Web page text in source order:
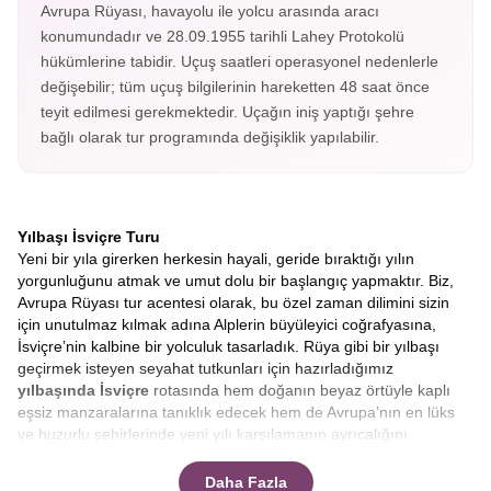
Avrupa Rüyası, havayolu ile yolcu arasında aracı
konumundadır ve 28.09.1955 tarihli Lahey Protokolü
hükümlerine tabidir. Uçuş saatleri operasyonel nedenlerle
değişebilir; tüm uçuş bilgilerinin hareketten 48 saat önce
teyit edilmesi gerekmektedir. Uçağın iniş yaptığı şehre
bağlı olarak tur programında değişiklik yapılabilir.
Yılbaşı İsviçre Turu
Yeni bir yıla girerken herkesin hayali, geride bıraktığı yılın
yorgunluğunu atmak ve umut dolu bir başlangıç yapmaktır. Biz,
Avrupa Rüyası tur acentesi olarak, bu özel zaman dilimini sizin
için unutulmaz kılmak adına Alplerin büyüleyici coğrafyasına,
İsviçre’nin kalbine bir yolculuk tasarladık. Rüya gibi bir yılbaşı
geçirmek isteyen seyahat tutkunları için hazırladığımız
yılbaşında İsviçre rotasında hem doğanın beyaz örtüyle kaplı
eşsiz manzaralarına tanıklık edecek hem de Avrupa’nın en lüks
ve huzurlu şehirlerinde yeni yılı karşılamanın ayrıcalığını
uzanan bu masalsı serüvende, sizlere sadece bir tur değil,
Daha Fazla